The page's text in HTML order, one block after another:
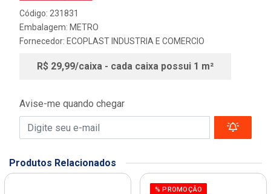
Código: 231831
Embalagem: METRO
Fornecedor: ECOPLAST INDUSTRIA E COMERCIO
R$ 29,99/caixa - cada caixa possui 1 m²
Avise-me quando chegar
Produtos Relacionados
% PROMOÇÃO